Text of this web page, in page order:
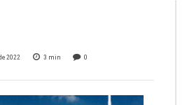
2022 3 min 0